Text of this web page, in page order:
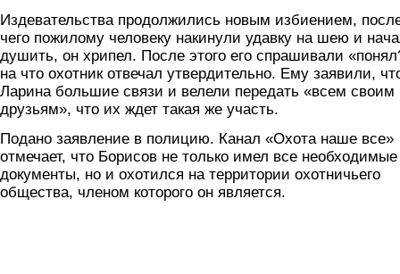
Издевательства продолжились новым избиением,
чего пожилому человеку накинули удавку на шею и
душить, он хрипел. После этого его спрашивали
на что охотник отвечал утвердительно. Ему заявили,
Ларина большие связи и велели передать «всем своим
друзьям», что их ждет такая же участь.
Подано заявление в полицию. Канал «Охота наше все»
отмечает, что Борисов не только имел все необходимые
документы, но и охотился на территории охотничьего
общества, членом которого он является.